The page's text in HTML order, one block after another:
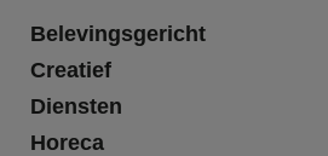
Belevingsgericht
Creatief
Diensten
Horeca